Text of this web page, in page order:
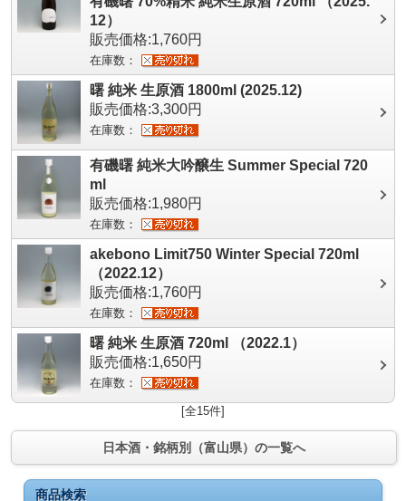
12）
販売価格:1,760円
在庫数：
曙 純米 生原酒 1800ml (2025.12)
販売価格:3,300円
在庫数：
有磯曙 純米大吟醸生 Summer Special 720
ml
販売価格:1,980円
在庫数：
akebono Limit750 Winter Special 720ml
（2022.12）
販売価格:1,760円
在庫数：
曙 純米 生原酒 720ml （2022.1）
販売価格:1,650円
在庫数：
[全15件]
日本酒・銘柄別（富山県）の一覧へ
商品検索